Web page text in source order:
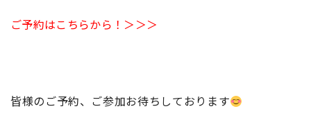
ご予約はこちらから！＞＞＞
皆様のご予約、ご参加お待ちしております